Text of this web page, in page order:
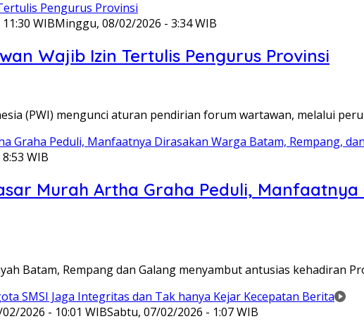
WIBMinggu, 08/02/2026 - 3:34 WIB
Wajib Izin Tertulis Pengurus Provinsi
(PWI) mengunci aturan pendirian forum wartawan, melalui
WIB
Murah Artha Graha Peduli,
Batam, Rempang dan Galang menyambut antusias kehadiran
2026 - 10:01 WIBSabtu, 07/02/2026 - 1:07 WIB